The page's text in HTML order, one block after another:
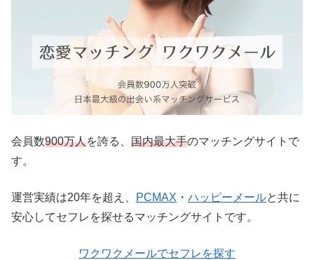
会員数900万人を誇る、 国内最大手のマッチングサイトで
す。
運営実績は20年を超え、 PCMAX ・ ハッピーメールと共に
安心してセフレを探せるマッチングサイトです。
ワクワクメールでセフレを探す